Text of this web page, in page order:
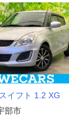
イフト 1.2 XG
部市